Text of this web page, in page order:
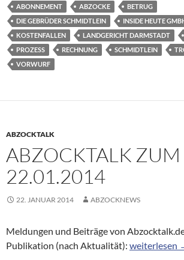
ABONNEMENT ABZOCKE
BETRUG
DIE GEBRÜDER SCHMIDTLEIN
INSIDE HEUTE
KOSTENFALLEN
LANDGERICHT DARMSTADT
PROZESS
RECHNUNG SCHMIDTLEIN
VORWURF
ABZOCKTALK
ABZOCKTALK ZUM
22.01.2014
22. JANUAR 2014 ABZOCKNEWS
Meldungen und Beiträge von
Publikation (nach Aktualität): Abzocktalk
weiterlesen